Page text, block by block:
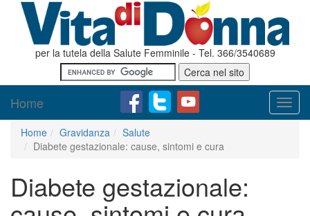
per la tutela della Salute Femminile - Tel. 366/3540689
Home
Home Gravidanza
Salute
Diabete gestazionale: cause, sintomi e cura
Diabete gestazionale: